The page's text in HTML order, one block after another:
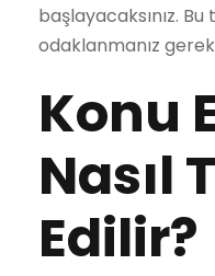
başlayacaksınız.
odaklanmanız
Konu
Nasıl
Edilir?